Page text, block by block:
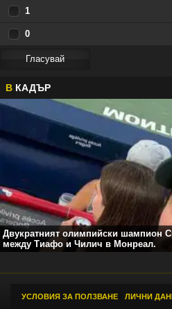
1
0
В КАДЪР
Двукратният олимпийски шампион
между Тиафо и Чилич в Монреал.
УСЛОВИЯ ЗА ПОЛЗВАНЕ ЛИЧНИ